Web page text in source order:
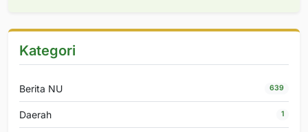
Kategori
Berita NU 639
Daerah 1